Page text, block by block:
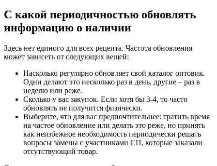
С какой периодичностью обновлять
информацию о наличии
Здесь нет единого для всех рецепта. Частота обновления
может зависеть от следующих вещей:
Насколько регулярно обновляет свой каталог оптовик.
Одни делают это несколько раз в день, другие – раз в
неделю или реже.
Сколько у вас закупок. Если хотя бы 3-4, то часто
обновлять не получится физически.
Выберите, что для вас предпочтительнее: тратить время
на частое обновление или делать это реже, но принять
как неизбежное необходимость периодически решать
вопросы замены с участниками СП, которые заказали
отсутствующий товар.